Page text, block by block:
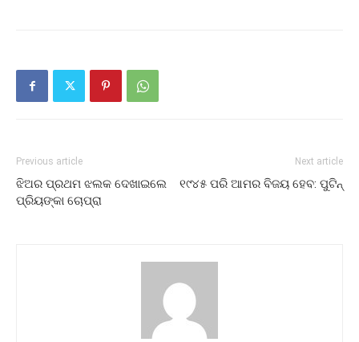
Previous article
ଝିଅର ପ୍ରଥମ ଝଲକ ଦେଖାଇଲେ
ପ୍ରିୟଙ୍କା ଚୋପ୍ରା
Next article
୧୯୪୫ ପରି ଆମର ବିଜୟ ହେବ: ପୁଟିନ୍‌